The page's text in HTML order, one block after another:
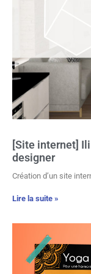
[Site internet]
designer
Création d’un site
Lire la suite »